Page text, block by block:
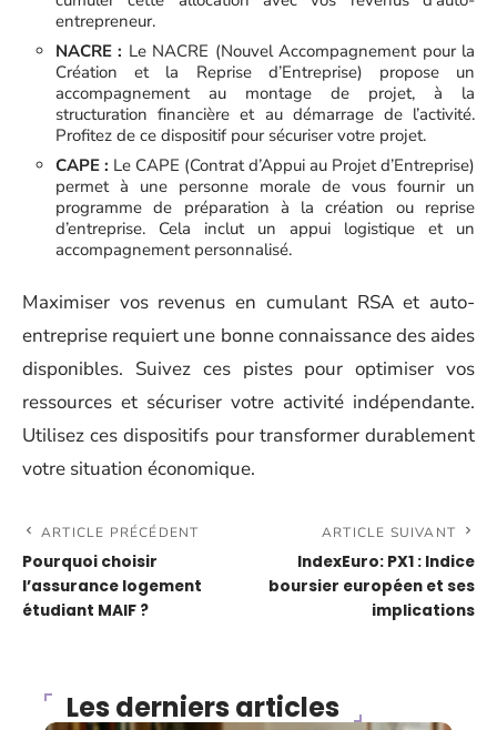
entrepreneur.
NACRE : Le NACRE (Nouvel Accompagnement pour la
Création et la Reprise d’Entreprise) propose un
accompagnement au montage de projet, à la
structuration financière et au démarrage de l’activité.
Profitez de ce dispositif pour sécuriser votre projet.
CAPE : Le CAPE (Contrat d’Appui au Projet d’Entreprise)
permet à une personne morale de vous fournir un
programme de préparation à la création ou reprise
d’entreprise. Cela inclut un appui logistique et un
accompagnement personnalisé.
Maximiser vos revenus en cumulant RSA et auto-
entreprise requiert une bonne connaissance des aides
disponibles. Suivez ces pistes pour optimiser vos
ressources et sécuriser votre activité indépendante.
Utilisez ces dispositifs pour transformer durablement
votre situation économique.
ARTICLE PRÉCÉDENT
Pourquoi choisir
l’assurance logement
étudiant MAIF ?
ARTICLE SUIVANT
IndexEuro: PX1 : Indice
boursier européen et ses
implications
Les derniers articles